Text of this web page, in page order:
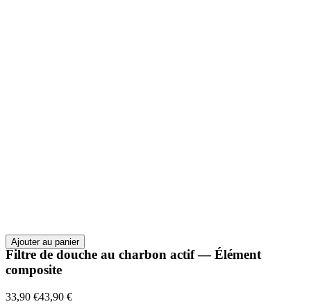
Ajouter au panier
Filtre de douche au charbon actif — Élément
composite
33,90 €43,90 €